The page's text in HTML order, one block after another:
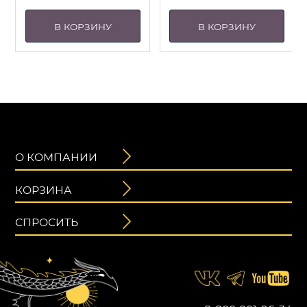
В КОРЗИНУ В КОРЗИНУ
4 800₽
Первоначальная
цена
2 640
Текущая
цена:
БРАСЛЕТ ВАГОБА
О КОМПАНИИ
КОРЗИНА
СПРОСИТЬ